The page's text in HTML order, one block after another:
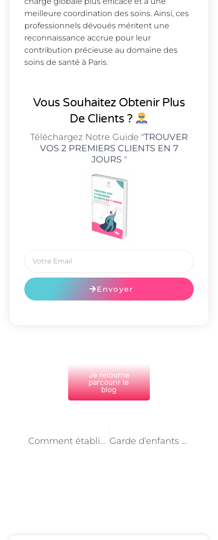
meilleure coordination des soins. Ainsi, ces
professionnels dévoués méritent une
reconnaissance accrue pour leur
contribution précieuse au domaine des
soins de santé à Paris.
Vous Souhaitez Obtenir Plus
De Clients ?
Téléchargez Notre Guide "TROUVER
VOS 2 PREMIERS CLIENTS EN 7
JOURS"
Envoyer
Je retourne
parcourir le
blog
Comment établir une routine efficace avec une garde d’enfants à domicile à Paris Garde d’enfants à domicile à Paris : les différences entre les nounous et les baby-sitters